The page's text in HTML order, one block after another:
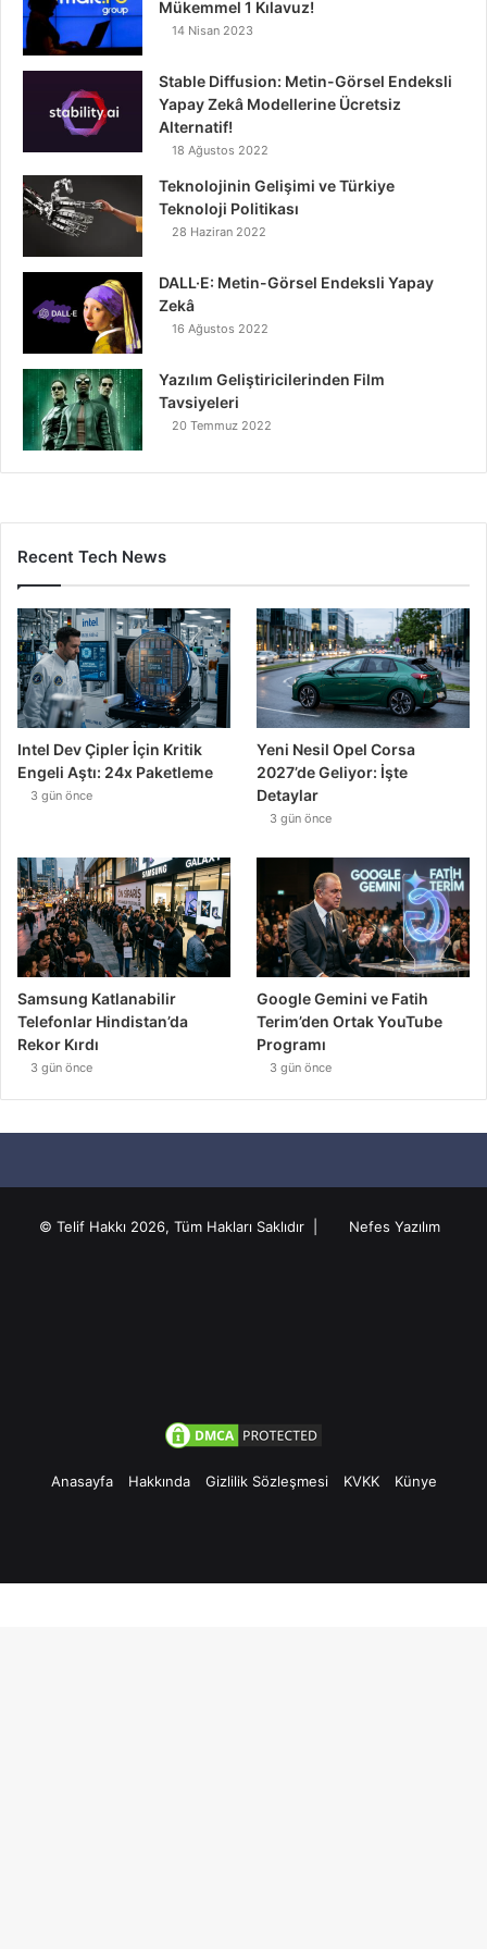
Mükemmel 1 Kılavuz!
14 Nisan 2023
Stable Diffusion: Metin-Görsel Endeksli
Yapay Zekâ Modellerine Ücretsiz
Alternatif!
18 Ağustos 2022
Teknolojinin Gelişimi ve Türkiye
Teknoloji Politikası
28 Haziran 2022
DALL·E: Metin-Görsel Endeksli Yapay
Zekâ
16 Ağustos 2022
Yazılım Geliştiricilerinden Film
Tavsiyeleri
20 Temmuz 2022
Recent Tech News
Intel Dev Çipler İçin Kritik
Engeli Aştı: 24x Paketleme
3 gün önce
Yeni Nesil Opel Corsa
2027’de Geliyor: İşte
Detaylar
3 gün önce
Samsung Katlanabilir
Telefonlar Hindistan’da
Rekor Kırdı
3 gün önce
Google Gemini ve Fatih
Terim’den Ortak YouTube
Programı
3 gün önce
© Telif Hakkı 2026, Tüm Hakları Saklıdır | Nefes Yazılım
Anasayfa Hakkında Gizlilik Sözleşmesi KVKK Künye